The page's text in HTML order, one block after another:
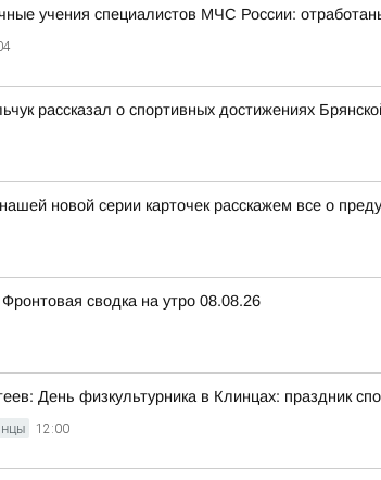
учения специалистов МЧС России:
рассказал о спортивных достижениях
новой серии карточек расскажем все о
сводка на утро 08.08.26
День физкультурника в Клинцах: праздник
12:00